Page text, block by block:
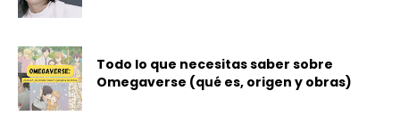
Todo lo que necesitas saber sobre
Omegaverse (qué es, origen y obras)